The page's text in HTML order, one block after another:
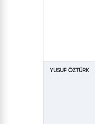
YUSUF ÖZTÜRK